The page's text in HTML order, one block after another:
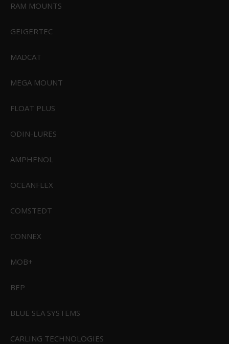
CIVIVI Elementum II Button Lock Blue Aluminum Satin Finished Nitro-V
999,00 DKK
RAM MOUNTS
GEIGERTEC
MADCAT
MEGA MOUNT
FLOAT PLUS
ODIN-LURES
AMPHENOL
OCEANFLEX
COMSTEDT
CONNEX
MOB+
BEP
BLUE SEA SYSTEMS
CARLING TECHNOLOGIES